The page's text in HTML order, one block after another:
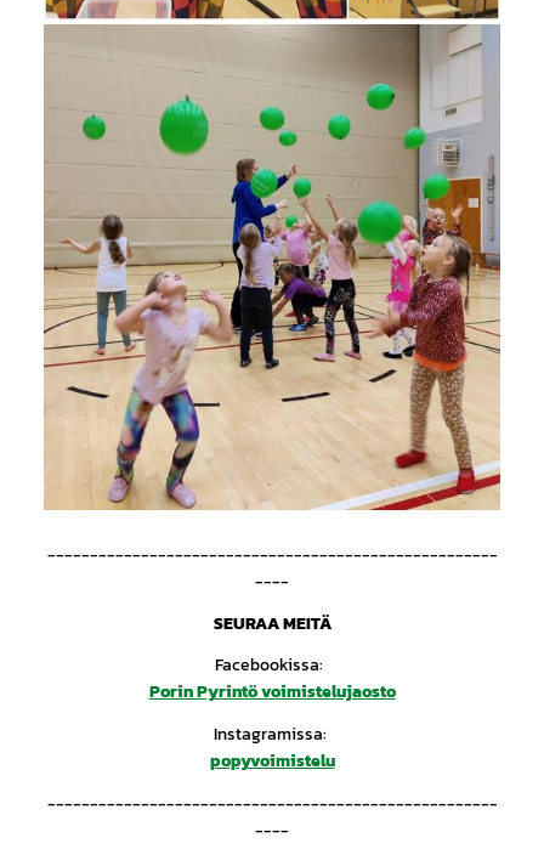
-----------------------------------------------------
----
SEURAA MEITÄ
Facebookissa:
Porin Pyrintö voimistelujaosto
Instagramissa:
popyvoimistelu
-----------------------------------------------------
----